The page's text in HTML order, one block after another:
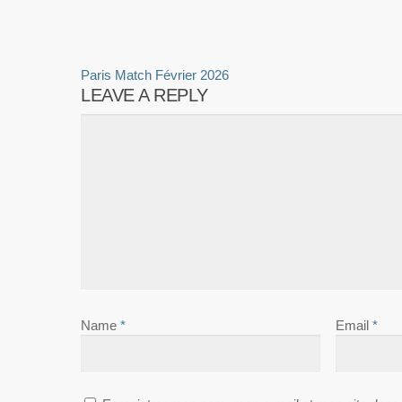
Paris Match Février 2026
LEAVE A REPLY
Name * Email *